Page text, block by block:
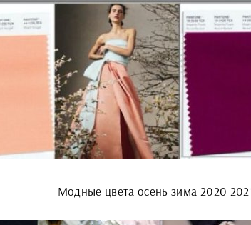
Модные цвета осень зима 2020